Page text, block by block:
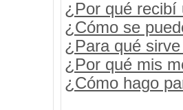
¿Por qué recibí
¿Cómo se
¿Para qué
¿Por qué mis
¿Cómo hago